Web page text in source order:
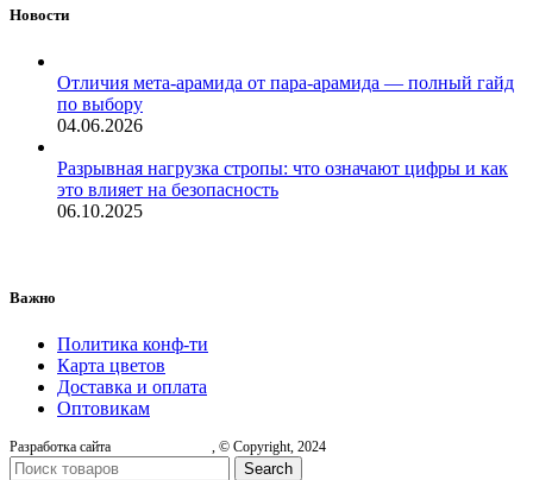
Новости
Отличия мета-арамида от пара-арамида — полный гайд
по выбору
04.06.2026
Разрывная нагрузка стропы: что означают цифры и как
это влияет на безопасность
06.10.2025
Важно
Политика конф-ти
Карта цветов
Доставка и оплата
Оптовикам
Разработка сайта , © Copyright, 2024
Search